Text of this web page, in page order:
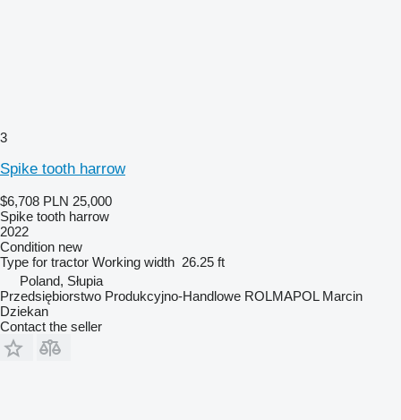
3
Spike tooth harrow
$6,708 PLN 25,000
Spike tooth harrow
2022
Condition new
Type for tractor Working width 26.25 ft
Poland, Słupia
Przedsiębiorstwo Produkcyjno-Handlowe ROLMAPOL Marcin
Dziekan
Contact the seller